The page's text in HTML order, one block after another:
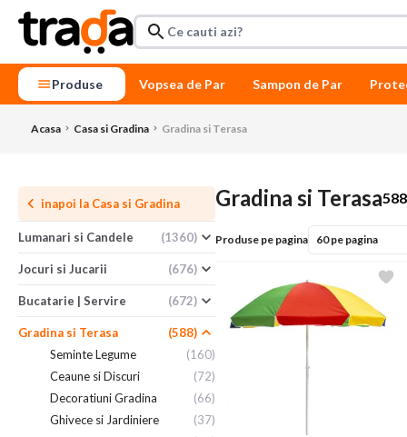
Produse Vopsea de Par Sampon de Par
Acasa Casa si Gradina Gradina si Terasa
inapoi la Casa si Gradina
Lumanari si Candele (1360)
Jocuri si Jucarii (676)
Bucatarie | Servire (672)
Gradina si Terasa
(588)
Seminte Legume
(160)
Ceaune si Discuri
(72)
Decoratiuni Gradina
(66)
Ghivece si Jardiniere
(37)
Gradina si Terasa588
Produse pe pagina